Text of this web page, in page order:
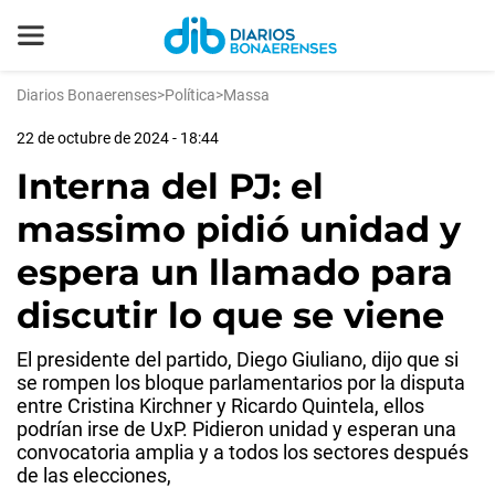
Diarios Bonaerenses>Política>Massa
22 de octubre de 2024 - 18:44
Interna del PJ: el
massimo pidió unidad y
espera un llamado para
discutir lo que se viene
El presidente del partido, Diego Giuliano, dijo que si
se rompen los bloque parlamentarios por la disputa
entre Cristina Kirchner y Ricardo Quintela, ellos
podrían irse de UxP. Pidieron unidad y esperan una
convocatoria amplia y a todos los sectores después
de las elecciones,